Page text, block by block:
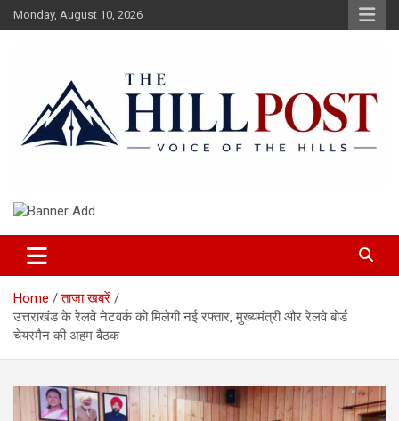
Skip
to
Monday, August 10, 2026
The Hillpost
Home
ताजा खबरें
उत्तराखंड के रेलवे नेटवर्क को मिलेगी नई रफ्तार, मुख्यमंत्री और रेलवे बोर्ड
चेयरमैन की अहम बैठक